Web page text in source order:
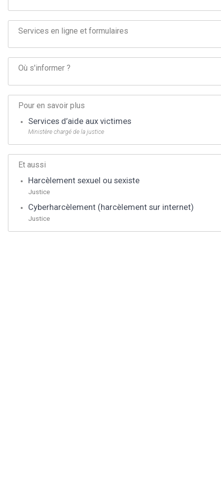
Services en ligne et formulaires
Où s'informer ?
Pour en savoir plus
Services d’aide aux victimes
Ministère chargé de la justice
Et aussi
Harcèlement sexuel ou sexiste
Justice
Cyberharcèlement (harcèlement sur internet)
Justice